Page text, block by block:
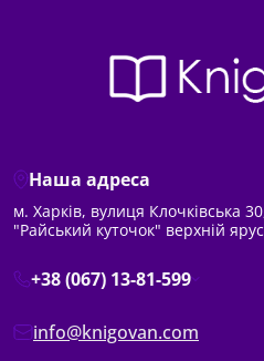
Наша адреса
м. Харків, вулиця Клочківська
"Райський куточок" верхній
+38 (067) 13-81-599
info@knigovan.com